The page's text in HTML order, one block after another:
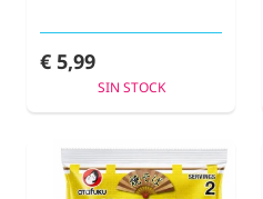
€ 5,99
SIN STOCK